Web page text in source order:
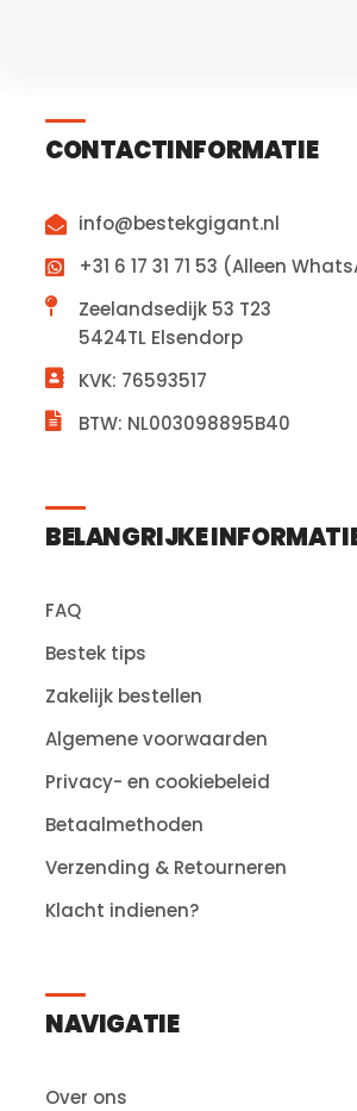
CONTACTINFORMATIE
info@bestekgigant.nl
+31 6 17 31 71 53 (Alleen
Zeelandsedijk 53 T23
5424TL Elsendorp
KVK: 76593517
BTW: NL003098895B40
BELANGRIJKE
FAQ
Bestek tips
Zakelijk bestellen
Algemene voorwaarden
Privacy- en cookiebeleid
Betaalmethoden
Verzending & Retourneren
Klacht indienen?
NAVIGATIE
Over ons